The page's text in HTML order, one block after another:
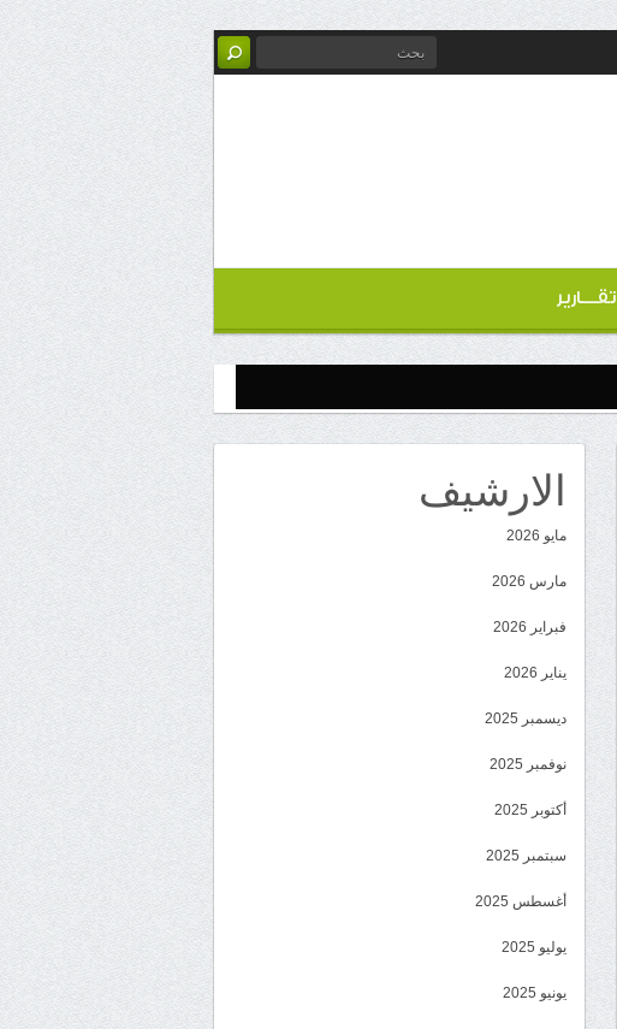
تقـــارير
الارشيف
مايو 2026
مارس 2026
فبراير 2026
يناير 2026
ديسمبر 2025
نوفمبر 2025
أكتوبر 2025
سبتمبر 2025
أغسطس 2025
يوليو 2025
يونيو 2025